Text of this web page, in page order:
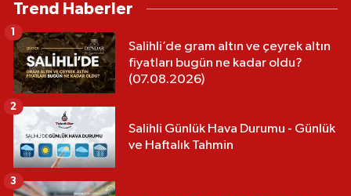
Trend Haberler
Salihli’de gram altın ve çeyrek altın
fiyatları bugün ne kadar oldu?
(07.08.2026)
1
Salihli Günlük Hava Durumu - Günlük
ve Haftalık Tahmin
2
3